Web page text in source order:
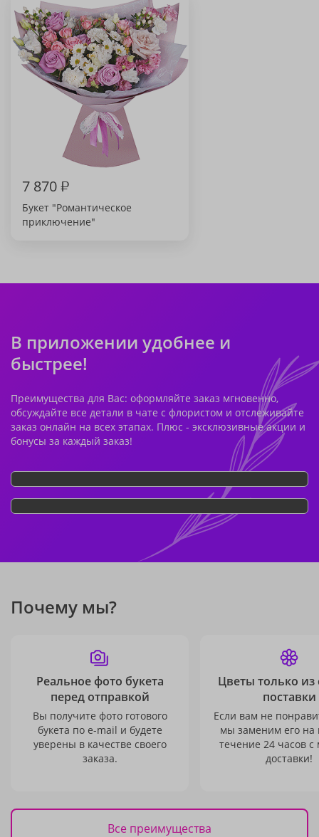
7 870₽
Букет "Романтическое
приключение"
В приложении удобнее и
быстрее!
Преимущества для Вас: оформляйте заказ мгновенно,
обсуждайте все детали в чате с флористом и отслеживайте
заказ онлайн на всех этапах. Плюс - эксклюзивные акции и
бонусы за каждый заказ!
Почему мы?
Реальное фото букета
перед отправкой
Вы получите фото готового
букета по e-mail и будете
уверены в качестве своего
заказа.
Цветы только из
поставки
Если вам не
мы заменим его на
течение 24 часов с
доставки!
Все преимущества